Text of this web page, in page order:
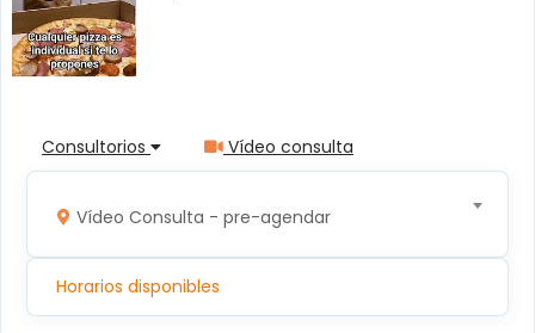
Consultorios Vídeo consulta
Vídeo Consulta - pre-agendar
Horarios disponibles